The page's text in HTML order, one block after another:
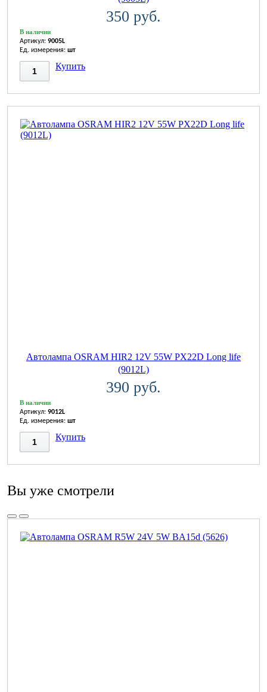
350 руб.
В наличии
Артикул: 9005L
Ед. измерения: шт
Купить
Автолампа OSRAM HIR2 12V 55W PX22D Long life
(9012L)
390 руб.
В наличии
Артикул: 9012L
Ед. измерения: шт
Купить
Вы уже смотрели